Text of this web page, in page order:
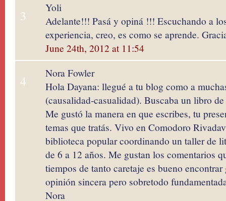
3
Yoli
Adelante!!! Pasá y opiná !!! Escuchando a
experiencia, creo, es como se aprende.
June 24th, 2012 at 11:54
4
Nora Fowler
Hola Dayana: llegué a tu blog como a
(causalidad-casualidad). Buscaba un libro
Me gustó la manera en que escribes, tu
temas que tratás. Vivo en Comodoro
biblioteca popular coordinando un taller de
de 6 a 12 años. Me gustan los comentarios
tiempos de tanto caretaje es bueno
opinión sincera pero sobretodo
Nora